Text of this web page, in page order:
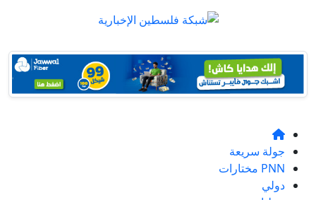
جولة سريعة
PNN مختارات
دولي